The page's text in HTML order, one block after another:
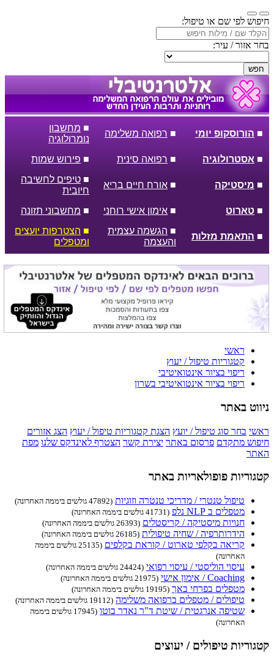
חיפוש לפי שם או טיפול:
בחר אזור / עיר:
חפש
■ הורוסקופ יומי ■ רפואה משלימה
■ מחשבון
נומרולוגיה
■ אסטרולוגיה ■ רפואה סינית ■ פירוש שמות
■ מיסטיקה ■ אורח חיים בריא
■ טיפים לחשיבה
חיובית
■ טארוט ■ אימון אישי רוחני ■ מחשבוני תזונה
■ התאמת מזלות
■ הגשמה עצמית
והעצמה
■ הצטרפות יועצים
ומטפלים
ראשי
קטגוריות טיפול / יעוץ
ריפוי בציור אינטואיטיבי
ריפוי בציור אינטואיטיבי בשרון
ניווט באתר
ראשי בחר סוג טיפול / יועץ הצגת קטגוריות טיפול / יעוץ הצג אזורים
חיפוש מתקדם פרסום באתר יצירת קשר הצטרף לאינדקס שלנו מפת
האתר
קטגוריות פופולאריות באתר
טיפול טנטרי / מדריכי טנטרה וזוגיות (47892 גולשים ביממה האחרונה)
מטפלים ב NLP נלפ (41731 גולשים ביממה האחרונה)
חנויות מיסטיקה / קריסטלים (26393 גולשים ביממה האחרונה)
הידרותרפיה / שחיה טיפולית (26185 גולשים ביממה האחרונה)
קריאה בקלפי טארוט / קוראת בקלפים
(25135 גולשים ביממה
האחרונה)
עיסוי הוליסטי / עיסוי רפואי (24424 גולשים ביממה האחרונה)
Coaching / אימון אישי (21975 גולשים ביממה האחרונה)
מטפלים בפרחי באך (19195 גולשים ביממה האחרונה)
טיפולים / מטפלים ברפואה משלימה (19112 גולשים ביממה האחרונה)
שטיפה אנרגטית / שיטת ד"ר נאדר בוטו
(17945 גולשים ביממה
האחרונה)
קטגוריות טיפולים / יעוצים